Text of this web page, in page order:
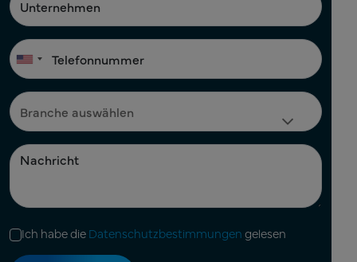
Ich habe dieDatenschutzbestimmungen gelesen